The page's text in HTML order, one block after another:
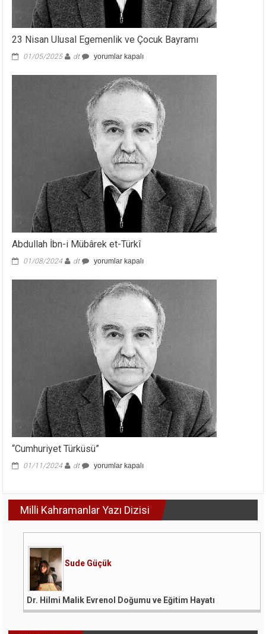
23 Nisan Ulusal Egemenlik ve Çocuk Bayramı
01/05/2025 dt
23
Ulusal
Egemenlik
ve
Çocuk
Bayramı
için
yorumlar kapalı
Abdullah İbn-i Mübârek et-Türkî
01/08/2024 dt
Abdullah
i
Mübârek
et-
Türkî
için
yorumlar kapalı
“Cumhuriyet Türküsü”
01/11/2024 dt
“Cumhuriyet
yorumlar kapalı
Milli Kahramanlar Yazı Dizisi
Sude Güçük
Dr. Hilmi Malik Evrenol Doğumu ve Eğitim Hayatı